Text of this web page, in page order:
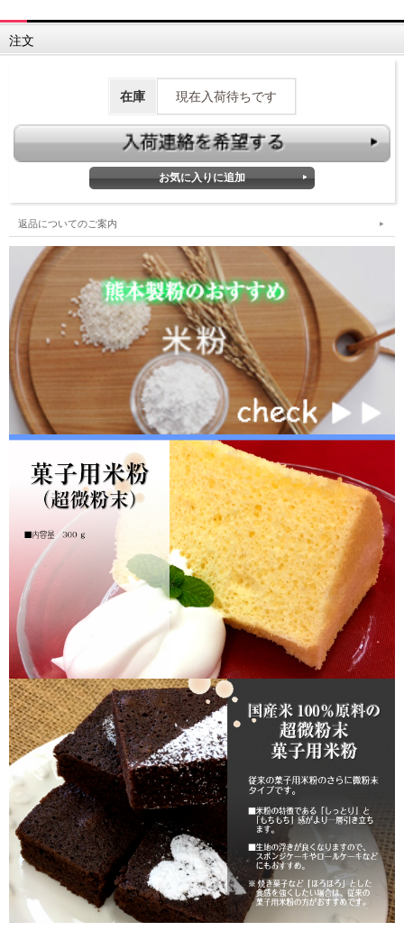
注文
在庫 現在入荷待ちです
返品についてのご案内